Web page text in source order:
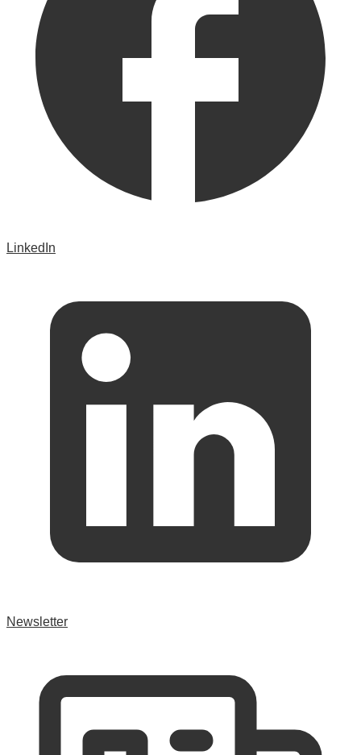
LinkedIn
Newsletter